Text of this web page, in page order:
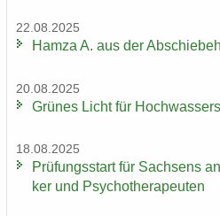
22.08.2025
Hamza A. aus der
20.08.2025
Grü­nes Licht für
18.08.2025
Prü­fungs­start für Sach­sens
ker und Psy­cho­the­ra­peu­ten